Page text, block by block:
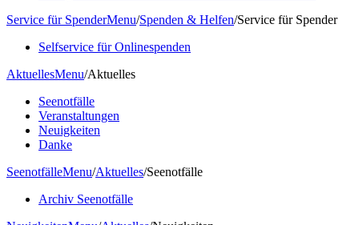
Service für SpenderMenu/Spenden & Helfen/Service für Spender
Selfservice für Onlinespenden
AktuellesMenu/Aktuelles
Seenotfälle
Veranstaltungen
Neuigkeiten
Danke
SeenotfälleMenu/Aktuelles/Seenotfälle
Archiv Seenotfälle